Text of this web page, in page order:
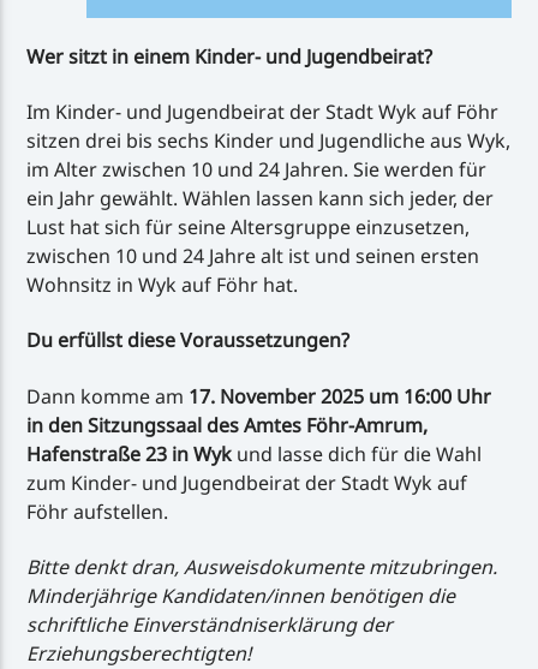
Wer sitzt in einem Kinder- und Jugendbeirat?
Im Kinder- und Jugendbeirat der Stadt Wyk auf Föhr
sitzen drei bis sechs Kinder und Jugendliche aus Wyk,
im Alter zwischen 10 und 24 Jahren. Sie werden für
ein Jahr gewählt. Wählen lassen kann sich jeder, der
Lust hat sich für seine Altersgruppe einzusetzen,
zwischen 10 und 24 Jahre alt ist und seinen ersten
Wohnsitz in Wyk auf Föhr hat.
Du erfüllst diese Voraussetzungen?
Dann komme am 17. November 2025 um 16:00 Uhr
in den Sitzungssaal des Amtes Föhr-Amrum,
Hafenstraße 23 in Wyk und lasse dich für die Wahl
zum Kinder- und Jugendbeirat der Stadt Wyk auf
Föhr aufstellen.
Bitte denkt dran, Ausweisdokumente mitzubringen.
Minderjährige Kandidaten/innen benötigen die
schriftliche Einverständniserklärung der
Erziehungsberechtigten!